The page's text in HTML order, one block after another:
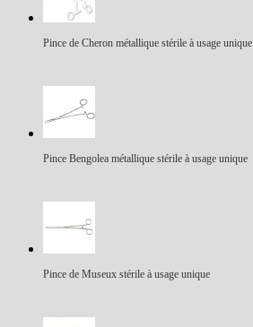
Pince de Cheron métallique stérile à usage unique
Pince Bengolea métallique stérile à usage unique
Pince de Museux stérile à usage unique